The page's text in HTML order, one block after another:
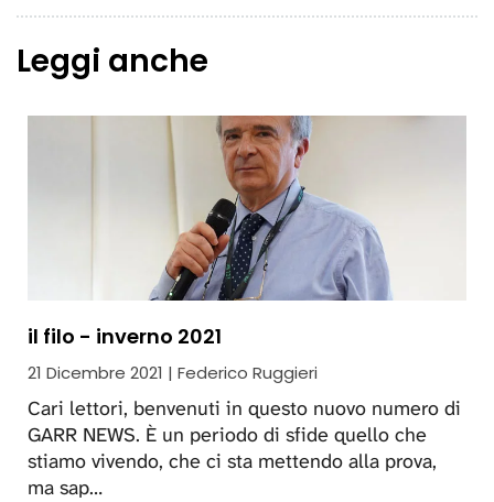
Leggi anche
il filo - inverno 2021
21 Dicembre 2021 | Federico Ruggieri
Cari lettori, benvenuti in questo nuovo numero di
GARR NEWS. È un periodo di sfide quello che
stiamo vivendo, che ci sta mettendo alla prova,
ma sap…